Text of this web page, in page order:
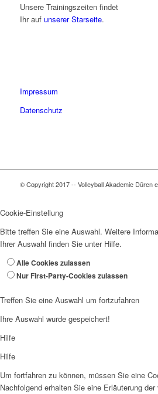
Unsere Trainingszeiten findet
Ihr auf unserer Starseite.
Impressum
Datenschutz
© Copyright 2017 -- Volleyball Akademie Düren
Cookie-Einstellung
Bitte treffen Sie eine Auswahl. Weitere
Ihrer Auswahl finden Sie unter Hilfe.
Alle Cookies zulassen
Nur First-Party-Cookies zulassen
Treffen Sie eine Auswahl um fortzufahren
Ihre Auswahl wurde gespeichert!
Hilfe
Hilfe
Um fortfahren zu können, müssen Sie eine
Nachfolgend erhalten Sie eine Erläuterung